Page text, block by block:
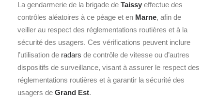
La gendarmerie de la brigade de Taissy effectue des
contrôles aléatoires à ce péage et en Marne, afin de
veiller au respect des réglementations routières et à la
sécurité des usagers. Ces vérifications peuvent inclure
l’utilisation de radars de contrôle de vitesse ou d’autres
dispositifs de surveillance, visant à assurer le respect des
réglementations routières et à garantir la sécurité des
usagers de Grand Est.